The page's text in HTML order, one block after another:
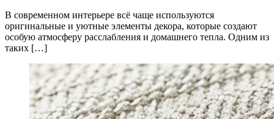
В современном интерьере всё чаще используются
оригинальные и уютные элементы декора, которые создают
особую атмосферу расслабления и домашнего тепла. Одним из
таких […]